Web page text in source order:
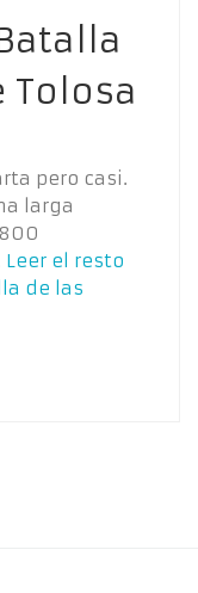
Tolosa
pero casi.
larga
Leer el resto
de las